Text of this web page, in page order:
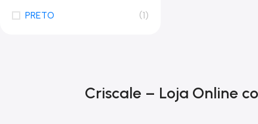
PRETO (1)
Criscale – Loja Online